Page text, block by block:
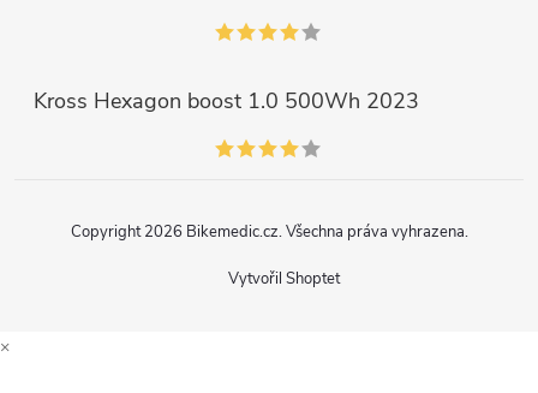
Kross Hexagon boost 1.0 500Wh 2023
Vytvořil Shoptet
Copyright 2026 Bikemedic.cz. Všechna práva vyhrazena.
×